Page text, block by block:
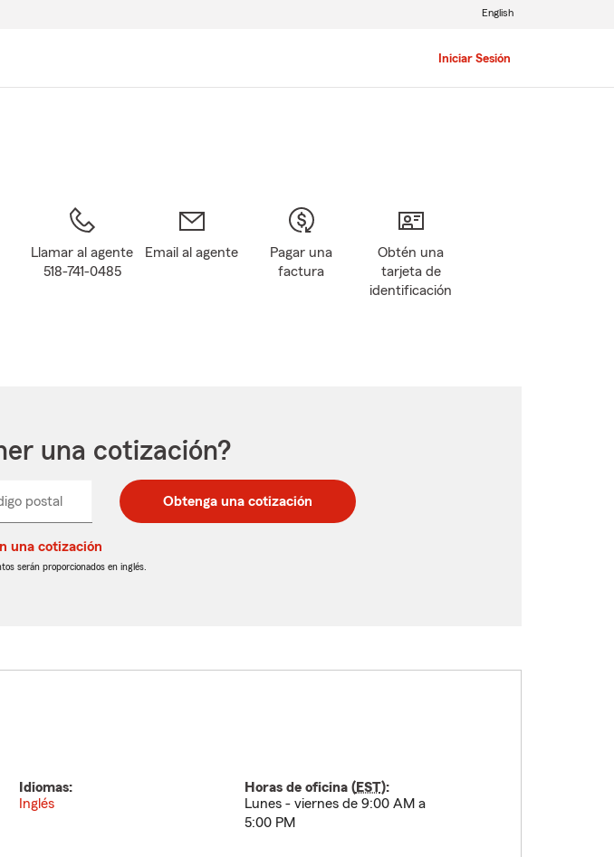
Iniciar Sesión
English
Llamar al agente
518-741-0485
Email al agente
Pagar una
factura
Obtén una
tarjeta de
identificación
una cotización?
postal
postal
de
postal
de
Obtenga una cotización
una cotización
serán proporcionados en inglés.
Idiomas:
Inglés
Horas de oficina (EST):
Lunes - viernes de 9:00 AM a
5:00 PM